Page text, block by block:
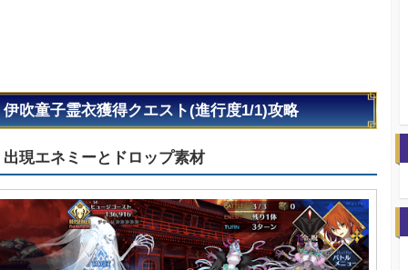
伊吹童子霊衣獲得クエスト(進行度1/1)攻略
出現エネミーとドロップ素材